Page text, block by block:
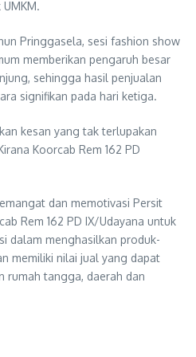
Pringgasela, sesi fashion show
memberikan pengaruh besar
sehingga hasil penjualan
signifikan pada hari ketiga.
kesan yang tak terlupakan
Koorcab Rem 162 PD
dan memotivasi Persit
Rem 162 PD IX/Udayana untuk
dalam menghasilkan produk-
memiliki nilai jual yang dapat
rumah tangga, daerah dan